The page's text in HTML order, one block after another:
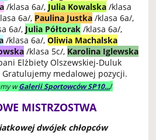
/klasa 6a/, Julia Kowalska /klasa
6a/, Paulina Justka /klasa 6a/,
6a/, Julia Półtorak /klasa 6a/,
/klasa 6a/,Oliwia Machalska
/klasa 5c/, Karolina Iglewska
Elżbiety Olszewskiej-Duluk
Gratulujemy medalowej pozycji.
wGalerii Sportowców SP10.../
MISTRZOSTWA
dwójek chłopców